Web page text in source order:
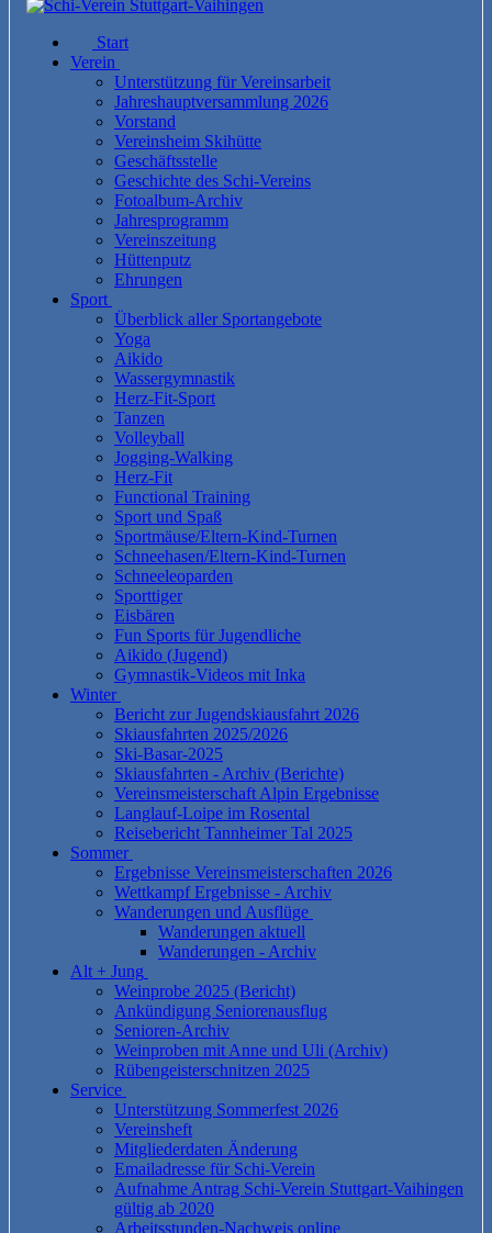
Start
Verein
Unterstützung für Vereinsarbeit
Jahreshauptversammlung 2026
Vorstand
Vereinsheim Skihütte
Geschäftsstelle
Geschichte des Schi-Vereins
Fotoalbum-Archiv
Jahresprogramm
Vereinszeitung
Hüttenputz
Ehrungen
Sport
Überblick aller Sportangebote
Yoga
Aikido
Wassergymnastik
Herz-Fit-Sport
Tanzen
Volleyball
Jogging-Walking
Herz-Fit
Functional Training
Sport und Spaß
Sportmäuse/Eltern-Kind-Turnen
Schneehasen/Eltern-Kind-Turnen
Schneeleoparden
Sporttiger
Eisbären
Fun Sports für Jugendliche
Aikido (Jugend)
Gymnastik-Videos mit Inka
Winter
Bericht zur Jugendskiausfahrt 2026
Skiausfahrten 2025/2026
Ski-Basar-2025
Skiausfahrten - Archiv (Berichte)
Vereinsmeisterschaft Alpin Ergebnisse
Langlauf-Loipe im Rosental
Reisebericht Tannheimer Tal 2025
Sommer
Ergebnisse Vereinsmeisterschaften 2026
Wettkampf Ergebnisse - Archiv
Wanderungen und Ausflüge
Wanderungen aktuell
Wanderungen - Archiv
Alt + Jung
Weinprobe 2025 (Bericht)
Ankündigung Seniorenausflug
Senioren-Archiv
Weinproben mit Anne und Uli (Archiv)
Rübengeisterschnitzen 2025
Service
Unterstützung Sommerfest 2026
Vereinsheft
Mitgliederdaten Änderung
Emailadresse für Schi-Verein
Aufnahme Antrag Schi-Verein Stuttgart-Vaihingen
gültig ab 2020
Arbeitsstunden-Nachweis online